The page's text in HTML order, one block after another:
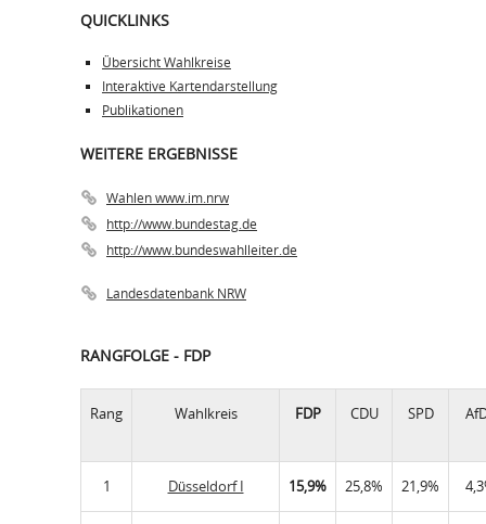
QUICKLINKS
Übersicht Wahlkreise
Interaktive Kartendarstellung
Publikationen
WEITERE ERGEBNISSE
Wahlen www.im.nrw
http://www.bundestag.de
http://www.bundeswahlleiter.de
Landesdatenbank NRW
RANGFOLGE - FDP
Rang Wahlkreis FDP CDU SPD
1 Düsseldorf I 15,9% 25,8% 21,9%